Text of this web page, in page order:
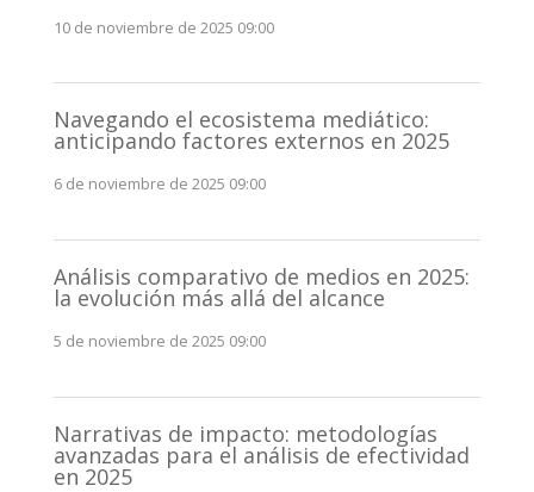
10 de noviembre de 2025 09:00
Navegando el ecosistema mediático:
anticipando factores externos en 2025
6 de noviembre de 2025 09:00
Análisis comparativo de medios en 2025:
la evolución más allá del alcance
5 de noviembre de 2025 09:00
Narrativas de impacto: metodologías
avanzadas para el análisis de efectividad
en 2025